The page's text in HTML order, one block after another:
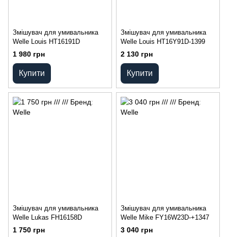
Змішувач для умивальника
Welle Louis HT16191D
1 980 грн
Купити
Змішувач для умивальника
Welle Louis HT16Y91D-1399
2 130 грн
Купити
Змішувач для умивальника
Welle Lukas FH16158D
1 750 грн
Змішувач для умивальника
Welle Mike FY16W23D-+1347
3 040 грн